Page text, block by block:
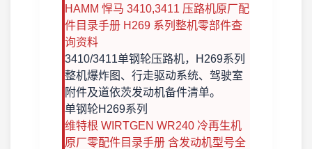
HAMM 悍马 3410,3411 压路机原厂配
件目录手册 H269 系列整机零部件查
询资料
3410/3411单钢轮压路机，H269系列
整机爆炸图、行走驱动系统、驾驶室
附件及道依茨发动机备件清单。
单钢轮H269系列
维特根 WIRTGEN WR240 冷再生机
原厂零配件目录手册 含发动机型号全